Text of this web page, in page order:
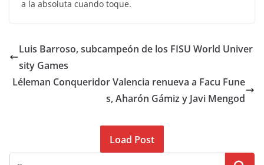
a la absoluta cuando toque.
Luis Barroso, subcampeón de los FISU World Univer
sity Games
Léleman Conqueridor Valencia renueva a Facu Fune
s, Aharón Gámiz y Javi Mengod
Load Post